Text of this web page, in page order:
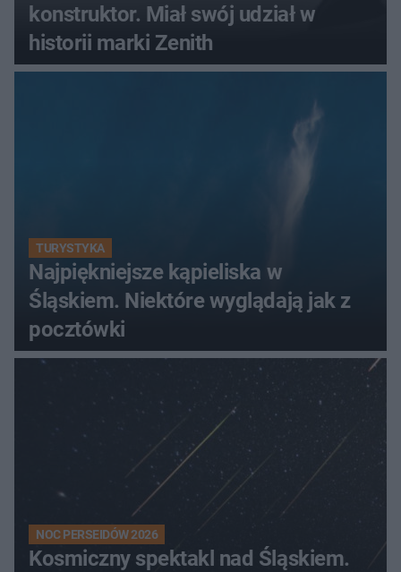
konstruktor. Miał swój udział w
historii marki Zenith
TURYSTYKA
Najpiękniejsze kąpieliska w
Śląskiem. Niektóre wyglądają jak z
pocztówki
NOC PERSEIDÓW 2026
Kosmiczny spektakl nad Śląskiem.